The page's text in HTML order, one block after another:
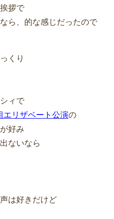
拶で
ら、的な感じだったので
くり
ィで
エリザベート公演の
好み
ないなら
は好きだけど